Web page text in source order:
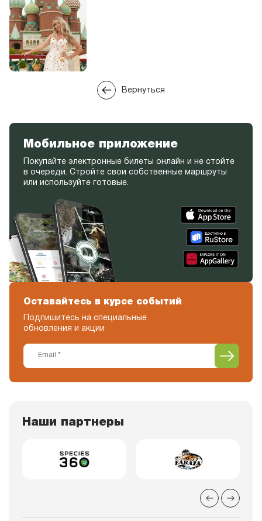
Вернуться
Мобильное приложение
Покупайте электронные билеты онлайн и не стойте
в очереди. Стройте свои собственные маршруты
или используйте готовые.
Оставайтесь в курсе событий
Подпишитесь на специальные
обновления и акции
Наши партнеры